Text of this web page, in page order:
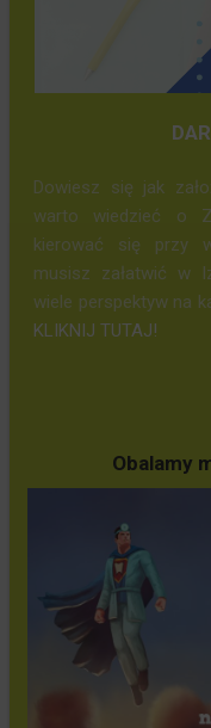
Dowiesz się jak
warto wiedzieć o
kierować się przy
musisz załatwić w
wiele perspektyw na
KLIKNIJ TUTAJ!
Obalamy